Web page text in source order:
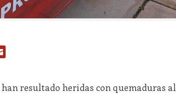
resultado heridas con quemaduras al